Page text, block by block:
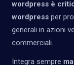
wordpress è
wordpress per
generali in azioni
commerciali.
Integra sempre